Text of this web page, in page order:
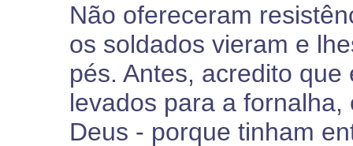
Não ofereceram
os soldados vieram e
pés. Antes, acredito
levados para a
Deus - porque tinham